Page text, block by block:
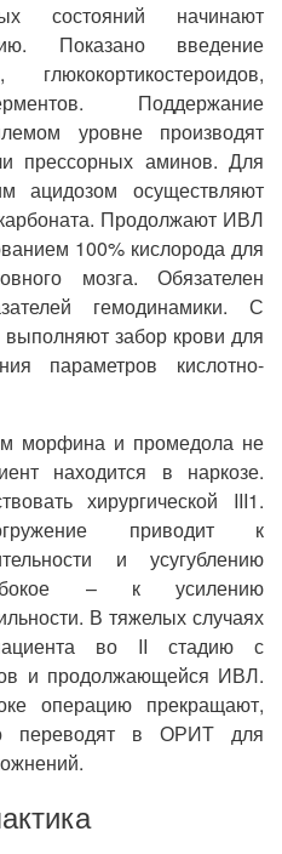
состояний начинают
Показано введение
Поддержание
уровне производят
прессорных аминов. Для
ацидозом осуществляют
Продолжают ИВЛ
100% кислорода для
мозга. Обязателен
гемодинамики. С
забор крови для
параметров кислотно-
морфина и промедола не
находится в наркозе.
хирургической III1.
приводит к
и усугублению
– к усилению
В тяжелых случаях
во II стадию с
и продолжающейся ИВЛ.
операцию прекращают,
переводят в ОРИТ для